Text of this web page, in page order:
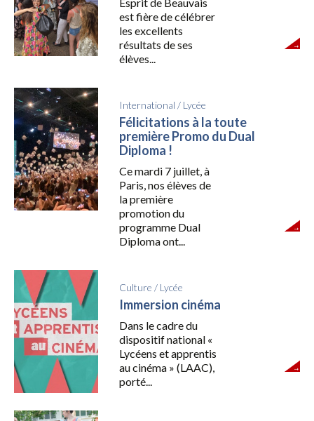
est fière de célébrer
les excellents
résultats de ses
élèves...
International / Lycée
Félicitations à la toute
première Promo du Dual
Diploma !
Ce mardi 7 juillet, à
Paris, nos élèves de
la première
promotion du
programme Dual
Diploma ont...
Culture / Lycée
Immersion cinéma
Dans le cadre du
dispositif national «
Lycéens et apprentis
au cinéma » (LAAC),
porté...